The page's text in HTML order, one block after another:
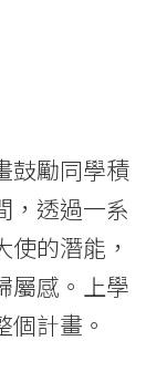
鼓勵同學積
，透過一系
的潛能，
屬感。上學
計畫。